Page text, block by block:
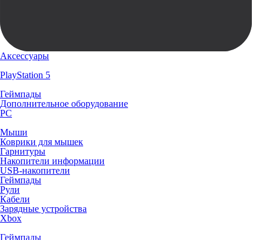
Аксессуары
PlayStation 5
Геймпады
Дополнительное оборудование
PC
Мыши
Коврики для мышек
Гарнитуры
Накопители информации
USB-накопители
Геймпады
Рули
Кабели
Зарядные устройства
Xbox
Геймпады